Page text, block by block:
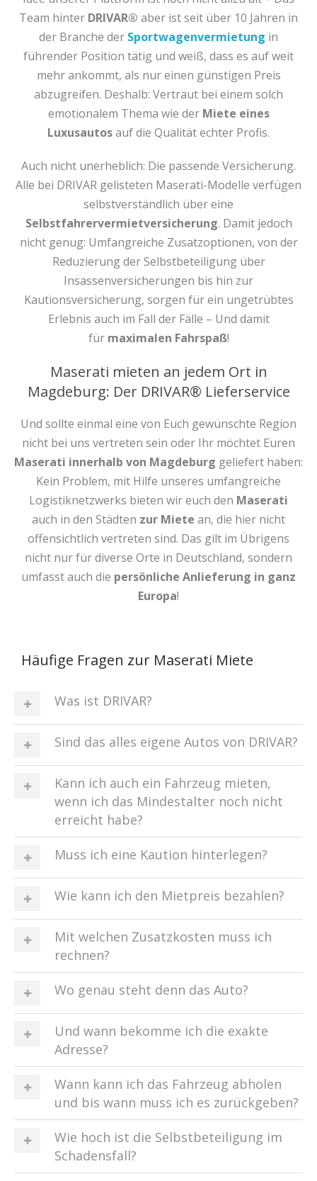
Team hinter DRIVAR® aber ist seit über 10 Jahren in
der Branche der Sportwagenvermietung in
führender Position tätig und weiß, dass es auf weit
mehr ankommt, als nur einen günstigen Preis
abzugreifen. Deshalb: Vertraut bei einem solch
emotionalem Thema wie der Miete eines
Luxusautosauf die Qualität echter Profis.
Auch nicht unerheblich: Die passende Versicherung.
Alle bei DRIVAR gelisteten Maserati-Modelle verfügen
selbstverständlich über eine
Selbstfahrervermietversicherung. Damit jedoch
nicht genug: Umfangreiche Zusatzoptionen, von der
Reduzierung der Selbstbeteiligung über
Insassenversicherungen bis hin zur
Kautionsversicherung, sorgen für ein ungetrübtes
Erlebnis auch im Fall der Fälle – Und damit
für maximalen Fahrspaß!
Maserati mieten an jedem Ort in
Magdeburg: Der DRIVAR® Lieferservice
Und sollte einmal eine von Euch gewünschte Region
nicht bei uns vertreten sein oder Ihr möchtet Euren
Maserati innerhalb von Magdeburg geliefert haben:
Kein Problem, mit Hilfe unseres umfangreiche
Logistiknetzwerks bieten wir euch den Maserati
auch in den Städten zur Miete an, die hier nicht
offensichtlich vertreten sind. Das gilt im Übrigens
nicht nur für diverse Orte in Deutschland, sondern
umfasst auch die persönliche Anlieferung in ganz
Europa!
Häufige Fragen zur Maserati Miete
Was ist DRIVAR?
Sind das alles eigene Autos von DRIVAR?
Kann ich auch ein Fahrzeug mieten,
wenn ich das Mindestalter noch nicht
erreicht habe?
Muss ich eine Kaution hinterlegen?
Wie kann ich den Mietpreis bezahlen?
Mit welchen Zusatzkosten muss ich
rechnen?
Wo genau steht denn das Auto?
Und wann bekomme ich die exakte
Adresse?
Wann kann ich das Fahrzeug abholen
und bis wann muss ich es zurückgeben?
Wie hoch ist die Selbstbeteiligung im
Schadensfall?